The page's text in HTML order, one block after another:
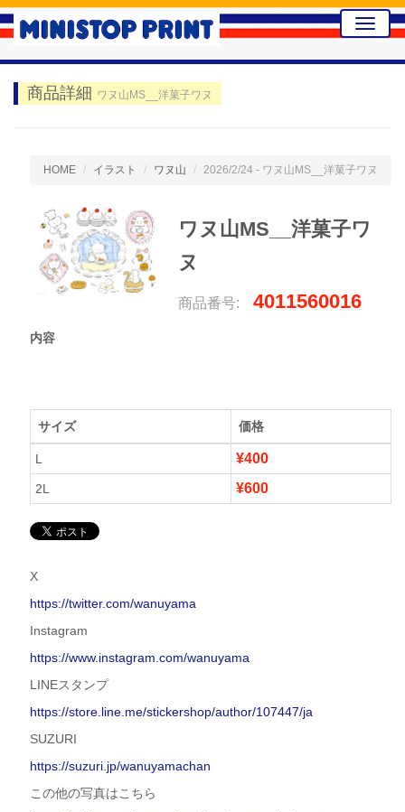
Toggle
商品詳細 ワヌ山MS__洋菓子ワヌ
HOME イラスト ワヌ山 2026/2/24 - ワヌ山MS__洋菓子ワヌ
ワヌ山MS__洋菓子ワ
ヌ
商品番号: 4011560016
内容
サイズ 価格
L ¥400
2L ¥600
X
https://twitter.com/wanuyama
Instagram
https://www.instagram.com/wanuyama
LINEスタンプ
https://store.line.me/stickershop/author/107447/ja
SUZURI
https://suzuri.jp/wanuyamachan
この他の写真はこちら